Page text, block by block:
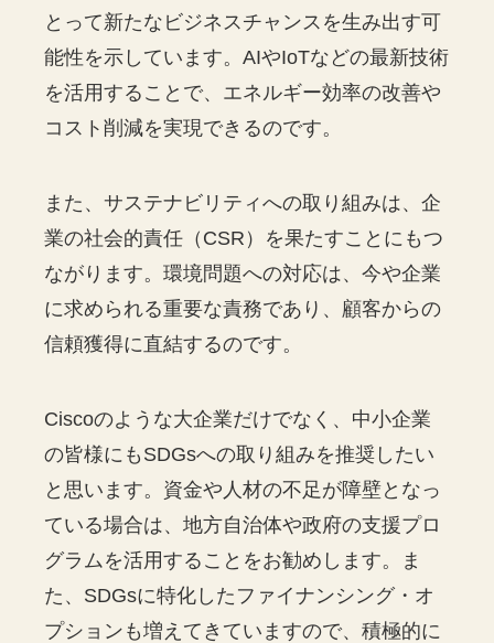
とって新たなビジネスチャンスを生み出す可
能性を示しています。AIやIoTなどの最新技術
を活用することで、エネルギー効率の改善や
コスト削減を実現できるのです。
また、サステナビリティへの取り組みは、企
業の社会的責任（CSR）を果たすことにもつ
ながります。環境問題への対応は、今や企業
に求められる重要な責務であり、顧客からの
信頼獲得に直結するのです。
Ciscoのような大企業だけでなく、中小企業
の皆様にもSDGsへの取り組みを推奨したい
と思います。資金や人材の不足が障壁となっ
ている場合は、地方自治体や政府の支援プロ
グラムを活用することをお勧めします。ま
た、SDGsに特化したファイナンシング・オ
プションも増えてきていますので、積極的に